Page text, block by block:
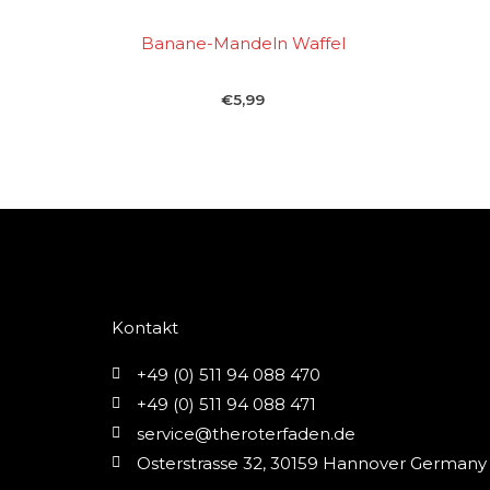
Banane-Mandeln Waffel
€5,99
Kontakt
+49 (0) 511 94 088 470
+49 (0) 511 94 088 471
service@theroterfaden.de
Osterstrasse 32, 30159 Hannover Germany